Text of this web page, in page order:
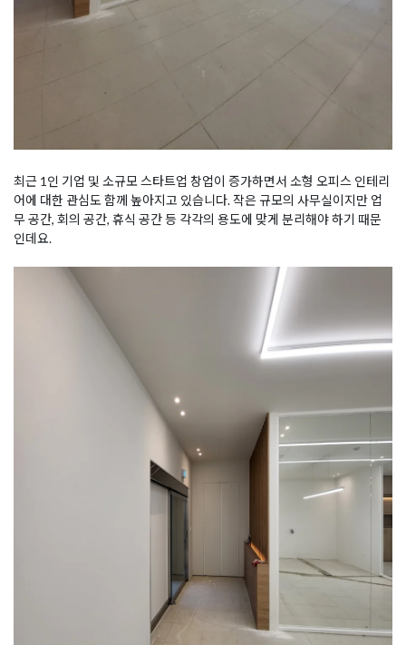
최근 1인 기업 및 소규모 스타트업 창업이 증가하면서 소형 오피스 인테리
어에 대한 관심도 함께 높아지고 있습니다. 작은 규모의 사무실이지만 업
무 공간, 회의 공간, 휴식 공간 등 각각의 용도에 맞게 분리해야 하기 때문
인데요.